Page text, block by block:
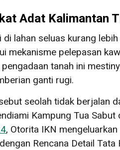
Adat Kalimantan
lahan seluas kurang
mekanisme pelepasan
tanah ini
ganti rugi.
seolah tidak berjalan
Kampung Tua
, Otorita IKN
Rencana Detail